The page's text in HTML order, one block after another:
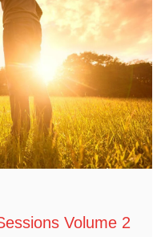
Volume 2